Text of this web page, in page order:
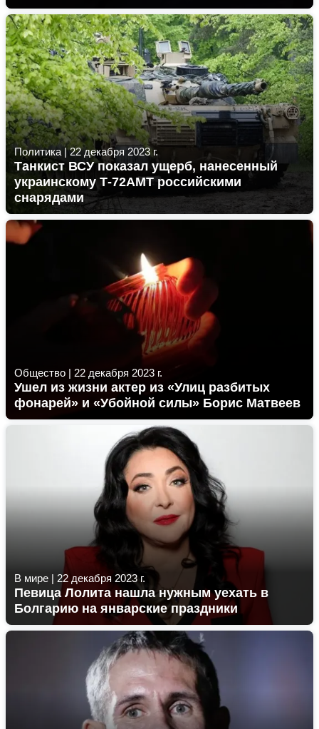
Политика |22 декабря 2023 г.
Танкист ВСУ показал ущерб, нанесенный
украинскому Т-72АМТ российскими
снарядами
Общество | 22 декабря 2023 г.
Ушел из жизни актер из «Улиц разбитых
фонарей» и «Убойной силы» Борис Матвеев
В мире | 22 декабря 2023 г.
Певица Лолита нашла нужным уехать в
Болгарию на январские праздники